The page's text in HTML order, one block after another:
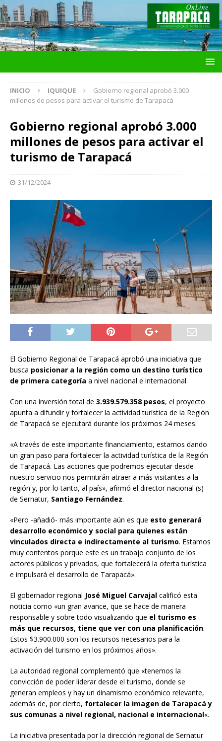
INICIO IQUIQUE
Gobierno regional aprobó 3.000
millones de pesos para activar el turismo de Tarapacá
Gobierno regional aprobó 3.000
millones de pesos para activar el
turismo de Tarapacá
31/12/2024
El Gobierno Regional de Tarapacá aprobó una iniciativa que
busca posicionar a la región como un destino turístico
de primera categoría a nivel nacional e internacional.
Con una inversión total de 3.939.579.358 pesos, el proyecto
apunta a difundir y fortalecer la actividad turística de la Región
de Tarapacá se ejecutará durante los próximos 24 meses.
«A través de este importante financiamiento, estamos dando
un gran paso para fortalecer la actividad turística de la Región
de Tarapacá. Las acciones que podremos ejecutar desde
nuestro servicio nos permitirán atraer a más visitantes a la
región y, por lo tanto, al país», afirmó el director nacional (s)
de Sernatur, Santiago Fernández.
«Pero -añadió- más importante aún es que esto generará
desarrollo económico y social para quienes están
vinculados directa e indirectamente al turismo. Estamos
muy contentos porque este es un trabajo conjunto de los
actores públicos y privados, que fortalecerá la oferta turística
e impulsará el desarrollo de Tarapacá».
El gobernador regional José Miguel Carvajal calificó esta
noticia como «un gran avance, que se hace de manera
responsable y sobre todo visualizando que el turismo es
más que recursos, tiene que ver con una planificación.
Estos $3.900.000 son los recursos necesarios para la
activación del turismo en los próximos años».
La autoridad regional complementó que «tenemos la
convicción de poder liderar desde el turismo, donde se
generan empleos y hay un dinamismo económico relevante,
además de, por cierto, fortalecer la imagen de Tarapacá y
sus comunas a nivel regional, nacional e internacional«.
La iniciativa presentada por la dirección regional de Sernatur